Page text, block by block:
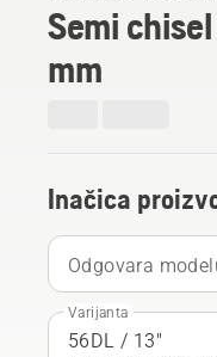
Semi
mm
Inačica
Odgovara
Varijanta
56DL / 13"